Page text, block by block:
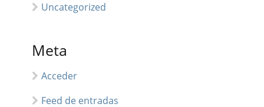
Uncategorized
Meta
Acceder
Feed de entradas